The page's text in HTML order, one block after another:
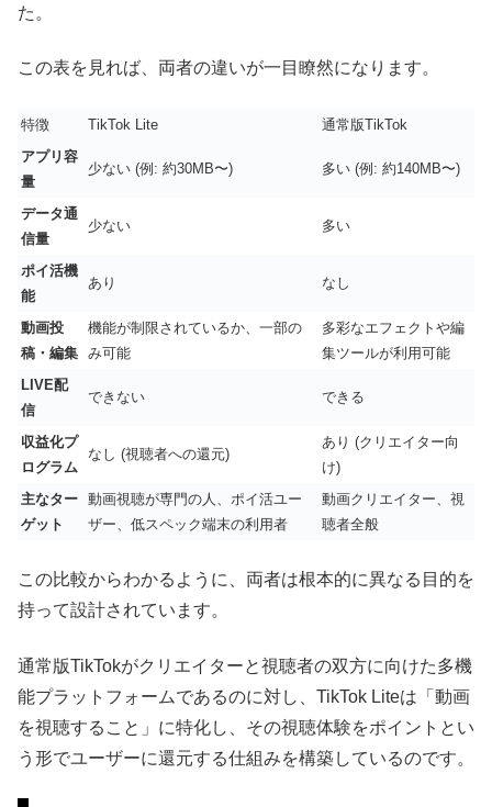
た。
この表を見れば、両者の違いが一目瞭然になります。
特徴 TikTok Lite
通常版TikTok
アプリ容
量
少ない (例: 約30MB〜) 多い (例: 約140MB〜)
データ通
信量
少ない 多い
ポイ活機
能
あり なし
動画投
稿・編集
機能が制限されているか、一部の
み可能
多彩なエフェクトや編
集ツールが利用可能
LIVE配
信
できない できる
収益化プ
ログラム
なし (視聴者への還元)
あり (クリエイター向
け)
主なター
ゲット
動画視聴が専門の人、ポイ活ユー
ザー、低スペック端末の利用者
動画クリエイター、視
聴者全般
この比較からわかるように、両者は根本的に異なる目的を
持って設計されています。
通常版TikTokがクリエイターと視聴者の双方に向けた多機
能プラットフォームであるのに対し、TikTok Liteは「動画
を視聴すること」に特化し、その視聴体験をポイントとい
う形でユーザーに還元する仕組みを構築しているのです。